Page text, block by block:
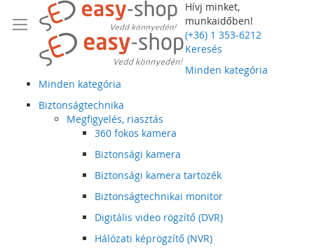
Hívj minket,
munkaidőben!
(+36) 1 353-6212
Keresés
Minden kategória
Minden kategória
Biztonságtechnika
Megfigyelés, riasztás
360 fokos kamera
Biztonsági kamera
Biztonsági kamera tartozék
Biztonságtechnikai monitor
Digitális video rögzítő (DVR)
Hálózati képrögzítő (NVR)